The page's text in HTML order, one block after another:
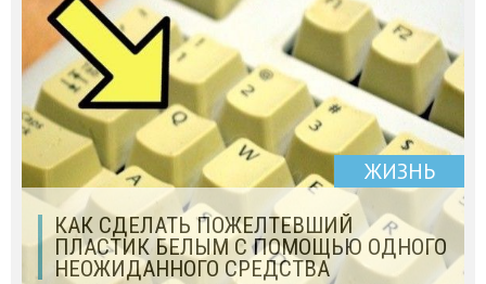
ЖИЗНЬ
КАК СДЕЛАТЬ ПОЖЕЛТЕВШИЙ
ПЛАСТИК БЕЛЫМ С ПОМОЩЬЮ ОДНОГО
НЕОЖИДАННОГО СРЕДСТВА